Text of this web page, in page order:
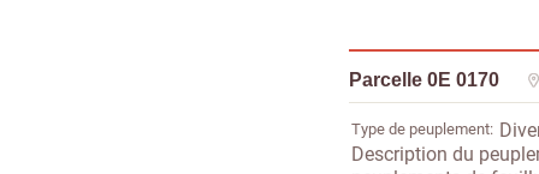
Parcelle 0E 0170
Type de peuplement
Description du